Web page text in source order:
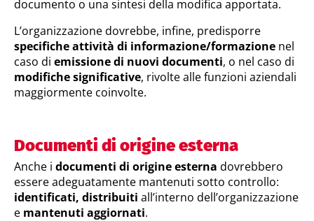
documento o una sintesi della modifica apportata.
L’organizzazione dovrebbe, infine, predisporre
specifiche attività di informazione/formazione nel
caso di emissione di nuovi documenti, o nel caso di
modifiche significative, rivolte alle funzioni aziendali
maggiormente coinvolte.
Documenti di origine esterna
Anche i documenti di origine esterna dovrebbero
essere adeguatamente mantenuti sotto controllo:
identificati, distribuiti all’interno dell’organizzazione
e mantenuti aggiornati.